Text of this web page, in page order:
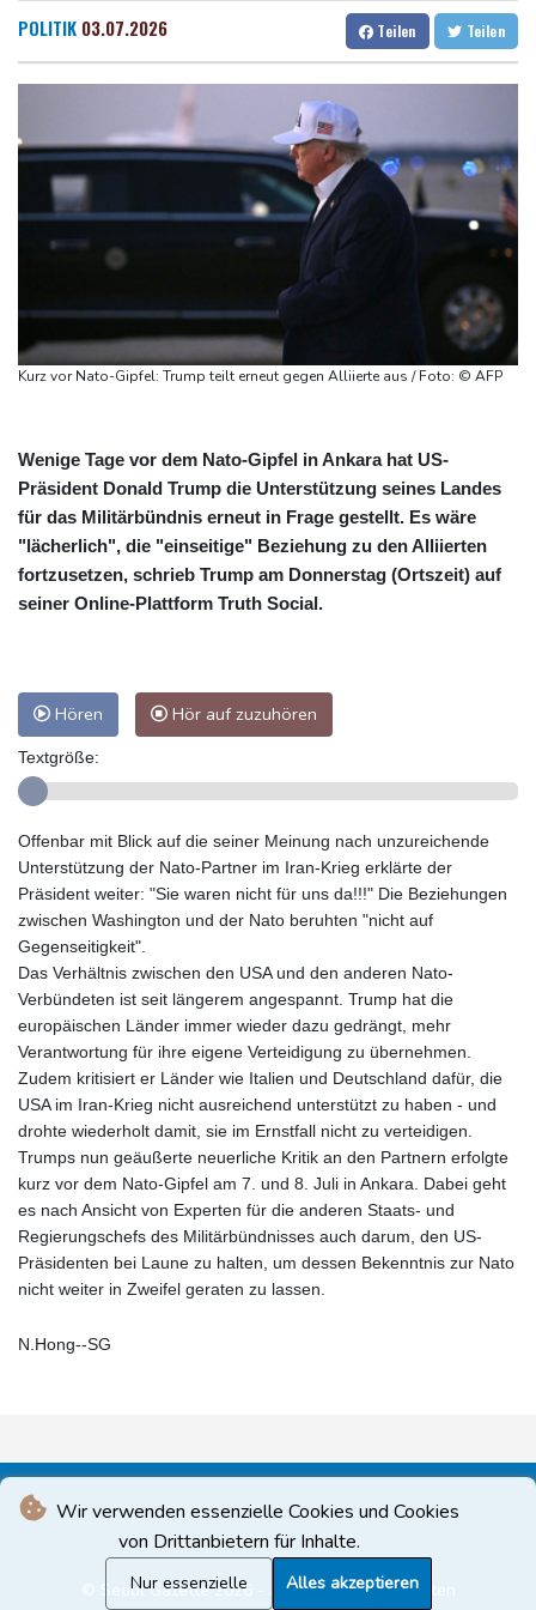
Wir verwenden essenzielle Cookies und Cookies
von Drittanbietern für Inhalte.
Nur essenzielle Alles akzeptieren
Dresden
Wien
33 °C
Salzburg
22 °C
Baden-Baden
23 °C
Höhere Trassenpreise: Länder drohen mit Klage
RWE gibt Offshore-Windparkprojekte in den USA auf
Mindestens 38 Soldaten bei Angriffen im Jemen getötet - Huthis
reklamieren Attacke
UEFA hält an FIFA-Boykott fest
Niedrigwasser: Bilger für Aussetzung von Sonn- und
Feiertagsfahrverbot für Lkw
Millionendeal perfekt: Diomande wechselt nach Madrid
POLITIK 03.07.2026 Teilen Teilen
Kurz vor Nato-Gipfel: Trump teilt erneut gegen Alliierte aus / Foto: © AFP
Wenige Tage vor dem Nato-Gipfel in Ankara hat US-
Präsident Donald Trump die Unterstützung seines Landes
für das Militärbündnis erneut in Frage gestellt. Es wäre
"lächerlich", die "einseitige" Beziehung zu den Alliierten
fortzusetzen, schrieb Trump am Donnerstag (Ortszeit) auf
seiner Online-Plattform Truth Social.
Hören Hör auf zuzuhören
Textgröße:
Offenbar mit Blick auf die seiner Meinung nach unzureichende
Unterstützung der Nato-Partner im Iran-Krieg erklärte der
Präsident weiter: "Sie waren nicht für uns da!!!" Die Beziehungen
zwischen Washington und der Nato beruhten "nicht auf
Gegenseitigkeit".
Das Verhältnis zwischen den USA und den anderen Nato-
Verbündeten ist seit längerem angespannt. Trump hat die
europäischen Länder immer wieder dazu gedrängt, mehr
Verantwortung für ihre eigene Verteidigung zu übernehmen.
Zudem kritisiert er Länder wie Italien und Deutschland dafür, die
USA im Iran-Krieg nicht ausreichend unterstützt zu haben - und
drohte wiederholt damit, sie im Ernstfall nicht zu verteidigen.
Trumps nun geäußerte neuerliche Kritik an den Partnern erfolgte
kurz vor dem Nato-Gipfel am 7. und 8. Juli in Ankara. Dabei geht
es nach Ansicht von Experten für die anderen Staats- und
Regierungschefs des Militärbündnisses auch darum, den US-
Präsidenten bei Laune zu halten, um dessen Bekenntnis zur Nato
nicht weiter in Zweifel geraten zu lassen.
N.Hong--SG
© Seoul Gazette 2026 - Alle Rechte vorbehalten